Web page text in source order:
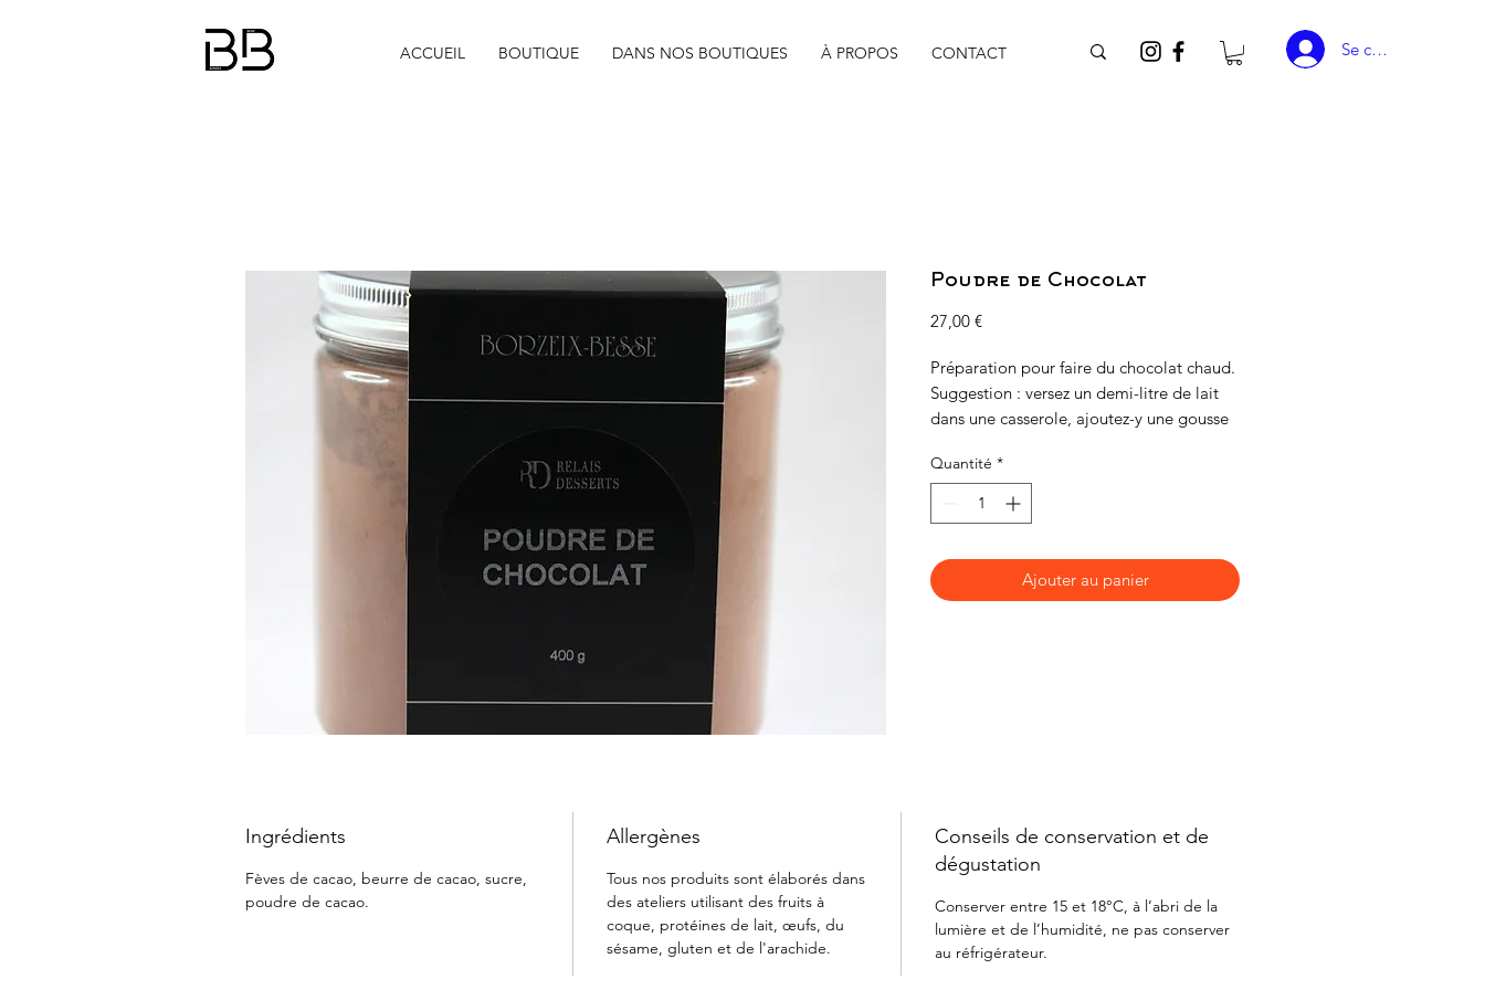
ACCUEIL BOUTIQUE DANS NOS BOUTIQUES À PROPOS CONTACT Se connecter
Poudre de Chocolat
27,00 €Prix
Préparation pour faire du chocolat chaud.
Suggestion : versez un demi-litre de lait
dans une casserole, ajoutez-y une gousse
du feu ajoutez 100 g de poudre de
chocolat jusqu'à leur font complète.
Porter la casserole sur le feu très doux,
obtenir la fluidité souhaitez. Pour rendre
encore plus onctueux, ajoutez une cuillère
Quantité *
Ajouter au panier
Ingrédients
Fèves de cacao, beurre de cacao, sucre,
poudre de cacao.
Allergènes
Tous nos produits sont élaborés dans
des ateliers utilisant des fruits à
coque, protéines de lait, œufs, du
sésame, gluten et de l'arachide.
Conseils de conservation et de
dégustation
Conserver entre 15 et 18°C, à l’abri de la
lumière et de l’humidité, ne pas conserver
au réfrigérateur.